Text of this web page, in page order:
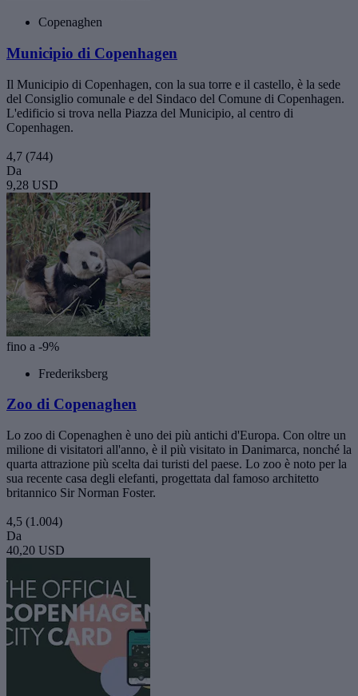
Copenaghen
Municipio di Copenhagen
Il Municipio di Copenhagen, con la sua torre e il castello, è la sede
del Consiglio comunale e del Sindaco del Comune di Copenhagen.
L'edificio si trova nella Piazza del Municipio, al centro di
Copenhagen.
4,7 (744)
Da
9,28 USD
fino a -9%
Frederiksberg
Zoo di Copenaghen
Lo zoo di Copenaghen è uno dei più antichi d'Europa. Con oltre un
milione di visitatori all'anno, è il più visitato in Danimarca, nonché la
quarta attrazione più scelta dai turisti del paese. Lo zoo è noto per la
sua recente casa degli elefanti, progettata dal famoso architetto
britannico Sir Norman Foster.
4,5 (1.004)
Da
40,20 USD